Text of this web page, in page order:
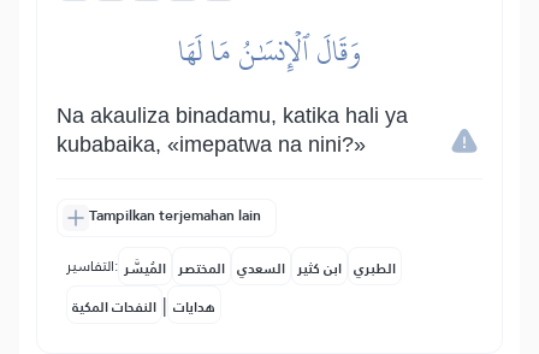
وَقَالَ ٱلۡإِنسَٰنُ مَا لَهَا
Na akauliza binadamu, katika hali ya
kubabaika, «imepatwa na nini?»
Tampilkan terjemahan lain
التفاسير: المُيسَّر المختصر السعدي ابن كثير الطبري
النفحات المكية | هدايات